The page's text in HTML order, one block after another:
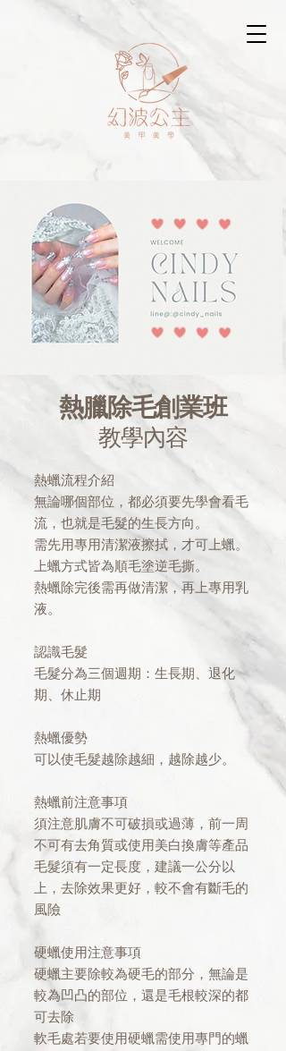
熱臘除毛創業班
教學內容
熱蠟流程介紹
無論哪個部位，都必須要先學會看毛
流，也就是毛髮的生長方向。
需先用專用清潔液擦拭，才可上蠟。
上蠟方式皆為順毛塗逆毛撕。
熱蠟除完後需再做清潔，再上專用乳
液。
認識毛髮
毛髮分為三個週期：生長期、退化
期、休止期
熱蠟優勢
可以使毛髮越除越細，越除越少。
熱蠟前注意事項
須注意肌膚不可破損或過薄，前一周
不可有去角質或使用美白換膚等產品
毛髮須有一定長度，建議一公分以
上，去除效果更好，較不會有斷毛的
風險
硬蠟使用注意事項
硬蠟主要除較為硬毛的部分，無論是
較為凹凸的部位，還是毛根較深的都
可去除
軟毛處若要使用硬蠟需使用專門的蠟